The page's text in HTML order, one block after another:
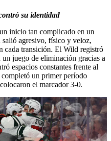
su identidad
inicio tan complicado en un
agresivo, físico y veloz,
cada transición. El Wild registró
juego de eliminación gracias a
espacios constantes frente al
un primer período
el marcador 3-0.